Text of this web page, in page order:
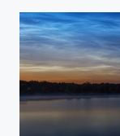
сертификата
FSC по
C146241. Знак
АО «Волга».